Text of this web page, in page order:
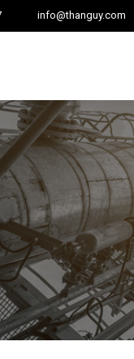
info@thanguy.com